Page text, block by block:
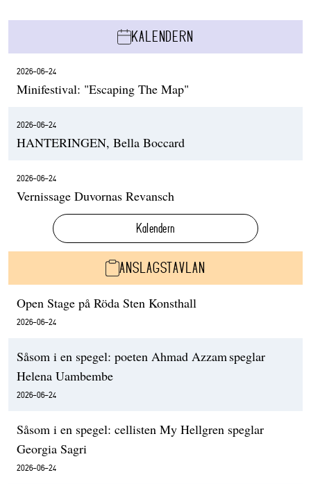
KALENDERN
2026-06-24
Minifestival: "Escaping The Map"
2026-06-24
HANTERINGEN, Bella Boccard
2026-06-24
Vernissage Duvornas Revansch
Kalendern
ANSLAGSTAVLAN
Open Stage på Röda Sten Konsthall
2026-06-24
Såsom i en spegel: poeten Ahmad Azzam speglar
Helena Uambembe
2026-06-24
Såsom i en spegel: cellisten My Hellgren speglar
Georgia Sagri
2026-06-24